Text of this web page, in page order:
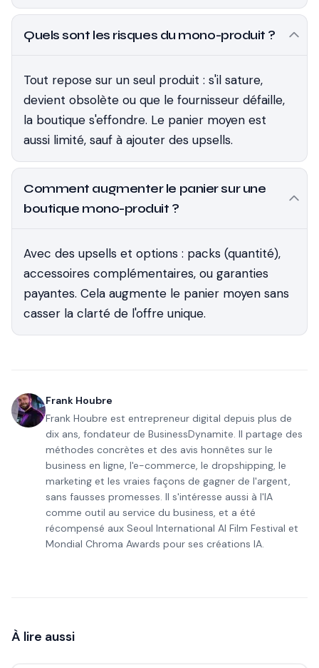
Quels sont les risques du mono-produit ?
Tout repose sur un seul produit : s'il sature,
devient obsolète ou que le fournisseur défaille,
la boutique s'effondre. Le panier moyen est
aussi limité, sauf à ajouter des upsells.
Comment augmenter le panier sur une
boutique mono-produit ?
Avec des upsells et options : packs (quantité),
accessoires complémentaires, ou garanties
payantes. Cela augmente le panier moyen sans
casser la clarté de l'offre unique.
Frank Houbre
Frank Houbre est entrepreneur digital depuis plus de
dix ans, fondateur de BusinessDynamite. Il partage des
méthodes concrètes et des avis honnêtes sur le
business en ligne, l'e-commerce, le dropshipping, le
marketing et les vraies façons de gagner de l'argent,
sans fausses promesses. Il s'intéresse aussi à l'IA
comme outil au service du business, et a été
récompensé aux Seoul International AI Film Festival et
Mondial Chroma Awards pour ses créations IA.
À lire aussi